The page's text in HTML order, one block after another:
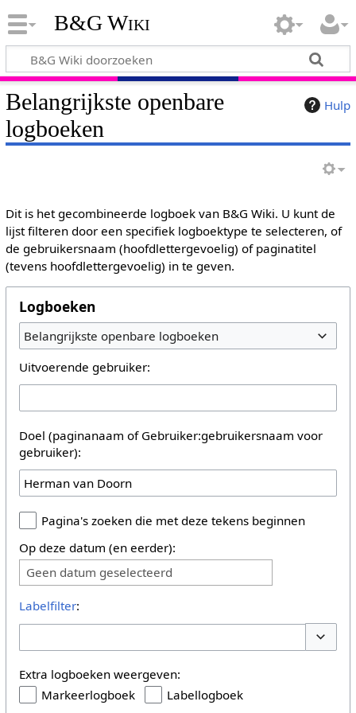
B&G Wiki
Hulp
Belangrijkste openbare
logboeken
Dit is het gecombineerde logboek van B&G Wiki. U kunt de
lijst filteren door een specifiek logboektype te selecteren, of
de gebruikersnaam (hoofdlettergevoelig) of paginatitel
(tevens hoofdlettergevoelig) in te geven.
Logboeken
Belangrijkste openbare logboeken
Uitvoerende gebruiker:
Doel (paginanaam of Gebruiker:gebruikersnaam voor
gebruiker):
Pagina's zoeken die met deze tekens beginnen
Op deze datum (en eerder):
Geen datum geselecteerd
Labelfilter:
Extra logboeken weergeven:
Markeerlogboek
Labellogboek